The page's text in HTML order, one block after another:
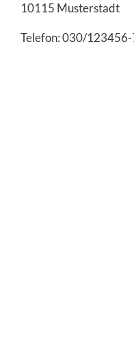
10115 Musterstadt
Telefon: 030/